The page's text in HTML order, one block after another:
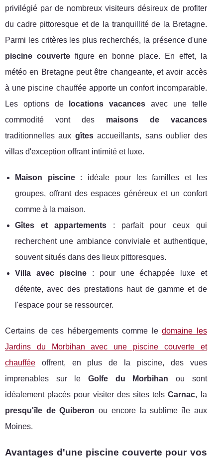
privilégié par de nombreux visiteurs désireux de profiter
du cadre pittoresque et de la tranquillité de la Bretagne.
Parmi les critères les plus recherchés, la présence d'une
piscine couvertefigure en bonne place. En effet, la
météo en Bretagne peut être changeante, et avoir accès
à une piscine chauffée apporte un confort incomparable.
Les options de
locations vacances avec une telle
commodité vont des maisons de vacances
traditionnelles aux gîtesaccueillants, sans oublier des
villas d'exception offrant intimité et luxe.
Maison piscine: idéale pour les familles et les
groupes, offrant des espaces généreux et un confort
comme à la maison.
Gîtes et appartements : parfait pour ceux qui
recherchent une ambiance conviviale et authentique,
souvent situés dans des lieux pittoresques.
Villa avec piscine : pour une échappée luxe et
détente, avec des prestations haut de gamme et de
l'espace pour se ressourcer.
Certains de ces hébergements comme ledomaine les
Jardins du Morbihan avec une piscine couverte et
chauffée offrent, en plus de la piscine, des vues
imprenables sur le Golfe du Morbihan ou sont
idéalement placés pour visiter des sites telsCarnac, la
presqu'île de Quiberon ou encore la sublime île aux
Moines.
Avantages d'une piscine couverte pour vos